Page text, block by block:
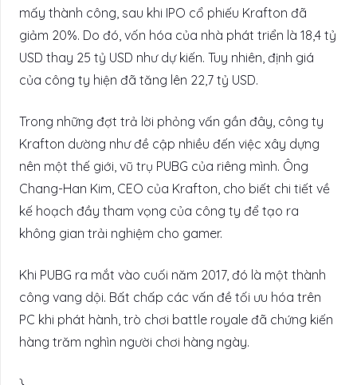
mấy thành công, sau khi IPO cổ phiếu Krafton đã
giảm 20%. Do đó, vốn hóa của nhà phát triển là 18,4 tỷ
USD thay 25 tỷ USD như dự kiến. Tuy nhiên, định giá
của công ty hiện đã tăng lên 22,7 tỷ USD.
Trong những đợt trả lời phỏng vấn gần đây, công ty
Krafton dường như đề cập nhiều đến việc xây dựng
nên một thế giới, vũ trụ PUBG của riêng mình. Ông
Chang-Han Kim, CEO của Krafton, cho biết chi tiết về
kế hoạch đầy tham vọng của công ty để tạo ra
không gian trải nghiệm cho gamer.
Khi PUBG ra mắt vào cuối năm 2017, đó là một thành
công vang dội. Bất chấp các vấn đề tối ưu hóa trên
PC khi phát hành, trò chơi battle royale đã chứng kiến
hàng trăm nghìn người chơi hàng ngày.